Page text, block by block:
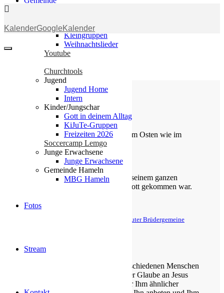
Gemeinde
Kleingruppen
Weihnachtslieder
Youtube
Churchtools
Jugend
Jugend Home
Intern
Kinder/Jungschar
Gott in deinem Alltag
KiJuTe-Gruppen
Freizeiten 2026
Soccercamp Lemgo
Junge Erwachsene
Junge Erwachsene
Gemeinde Hameln
MBG Hameln
Fotos
Stream
KalenderGoogleKalender
Die Losung von heute
Du machst fröhlich, was da lebet im Osten wie im
Westen.
Psalm 65,9
Der Kerkermeister freute sich mit seinem ganzen
Hause, dass er zum Glauben an Gott gekommen war.
Apostelgeschichte 16,34
© Evangelische Brüder-Unität – Herrnhuter Brüdergemeine
Über uns
Unsere Gemeinde besteht aus verschiedenen Menschen
jeden Alters, die eins verbindet: der Glaube an Jesus
Christus. Gemeinsam möchten wir Ihm ähnlicher